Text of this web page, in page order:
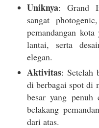
Uniknya: Grand
sangat
pemandangan
lantai, serta
elegan.
Aktivitas: Setelah
di berbagai spot di
besar yang penuh
belakang
dari atas.